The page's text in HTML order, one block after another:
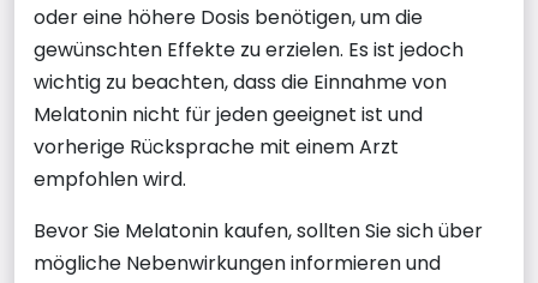
oder eine höhere Dosis benötigen, um die
gewünschten Effekte zu erzielen. Es ist jedoch
wichtig zu beachten, dass die Einnahme von
Melatonin nicht für jeden geeignet ist und
vorherige Rücksprache mit einem Arzt
empfohlen wird.
Bevor Sie Melatonin kaufen, sollten Sie sich über
mögliche Nebenwirkungen informieren und